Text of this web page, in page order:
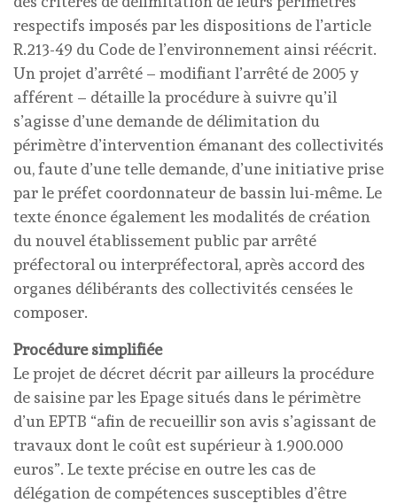
respectifs imposés par les dispositions de l’article
R.213-49 du Code de l’environnement ainsi réécrit.
Un projet d’arrêté – modifiant l’arrêté de 2005 y
afférent – détaille la procédure à suivre qu’il
s’agisse d’une demande de délimitation du
périmètre d’intervention émanant des collectivités
ou, faute d’une telle demande, d’une initiative prise
par le préfet coordonnateur de bassin lui-même. Le
texte énonce également les modalités de création
du nouvel établissement public par arrêté
préfectoral ou interpréfectoral, après accord des
organes délibérants des collectivités censées le
composer.
Procédure simplifiée
Le projet de décret décrit par ailleurs la procédure
de saisine par les Epage situés dans le périmètre
d’un EPTB “afin de recueillir son avis s’agissant de
travaux dont le coût est supérieur à 1.900.000
euros”. Le texte précise en outre les cas de
délégation de compétences susceptibles d’être